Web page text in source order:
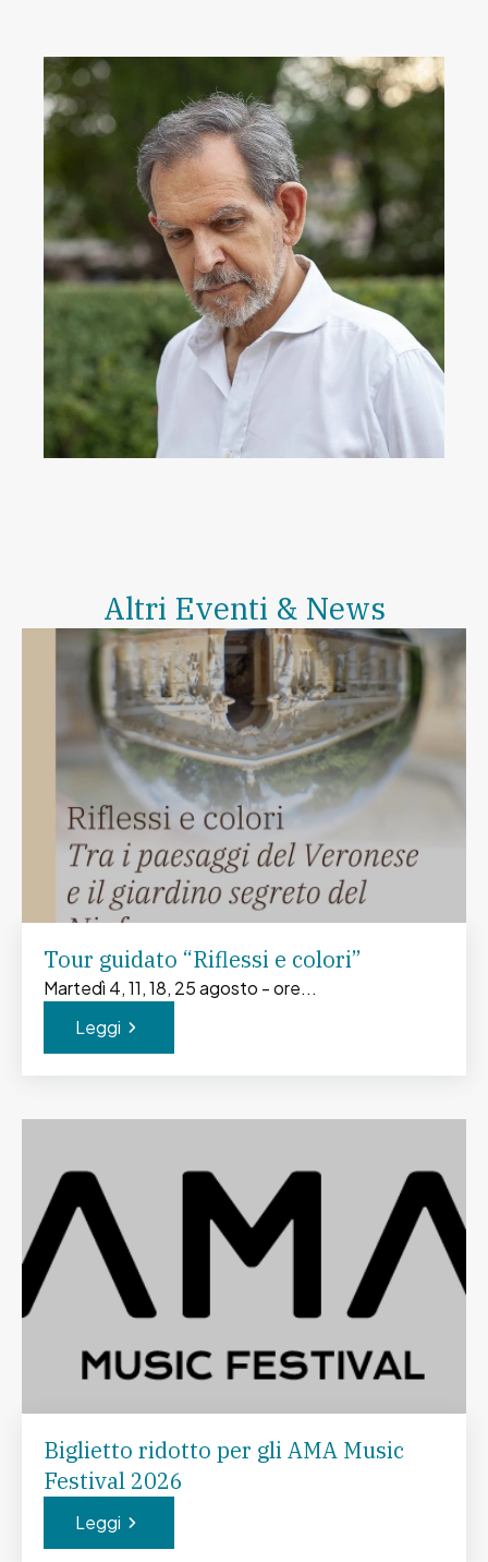
Altri Eventi & News
Tour guidato “Riflessi e colori”
Martedì 4, 11, 18, 25 agosto - ore...
Leggi
Biglietto ridotto per gli AMA Music
Festival 2026
Leggi